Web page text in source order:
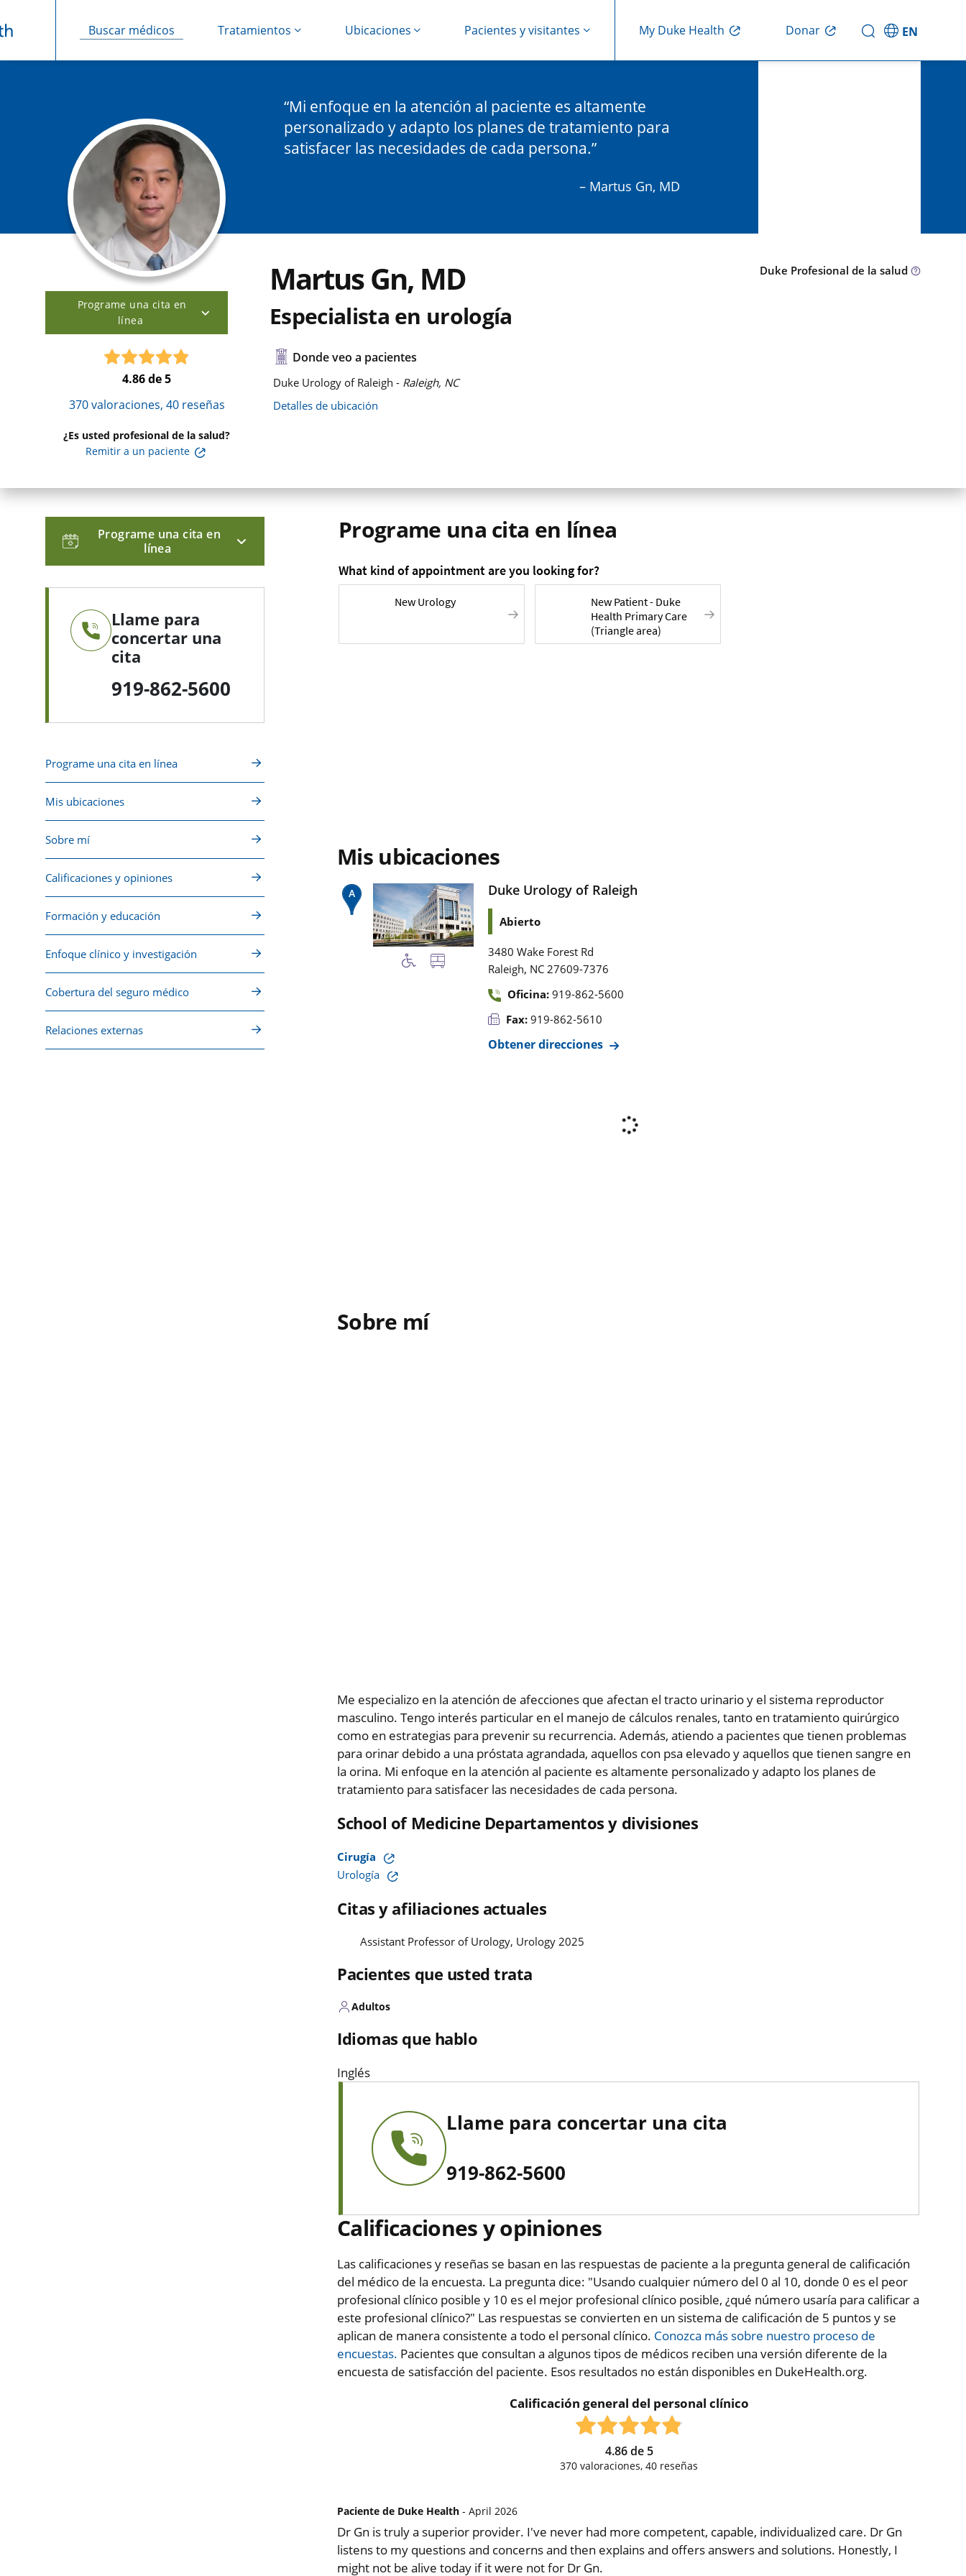
Buscar médicos Tratamientos Ubicaciones Pacientes y visitantes My Duke Health Donar EN
Programe una cita en
línea
4.86de 5
370valoraciones, 40reseñas
¿Es usted profesional de la salud?
Remitir a un paciente
Mi enfoque en la atención al paciente es altamente
personalizado y adapto los planes de tratamiento para
satisfacer las necesidades de cada persona.
– Martus Gn, MD
Martus Gn, MD
Especialista en urología
Duke Profesional de la salud
Donde veo a pacientes
Duke Urology of Raleigh - Raleigh, NC
Detalles de ubicación
Programe una cita en
línea
Llame para
concertar una
cita
919-862-5600
Programe una cita en línea
Mis ubicaciones
Sobre mí
Calificaciones y opiniones
Formación y educación
Enfoque clínico y investigación
Cobertura del seguro médico
Relaciones externas
Programe una cita en línea
Mis ubicaciones
Duke Urology of Raleigh
Abierto
3480 Wake Forest Rd
Raleigh, NC 27609-7376
Oficina: 919-862-5600
Fax: 919-862-5610
Obtener direcciones
Sobre mí
Me especializo en la atención de afecciones que afectan el tracto urinario y el sistema reproductor
masculino. Tengo interés particular en el manejo de cálculos renales, tanto en tratamiento quirúrgico
como en estrategias para prevenir su recurrencia. Además, atiendo a pacientes que tienen problemas
para orinar debido a una próstata agrandada, aquellos con psa elevado y aquellos que tienen sangre en
la orina. Mi enfoque en la atención al paciente es altamente personalizado y adapto los planes de
tratamiento para satisfacer las necesidades de cada persona.
School of Medicine Departamentos y divisiones
Cirugía
Urología
Citas y afiliaciones actuales
Assistant Professor of Urology, Urology 2025
Pacientes que usted trata
Adultos
Idiomas que hablo
Inglés
Llame para concertar una cita
919-862-5600
Calificaciones y opiniones
Las calificaciones y reseñas se basan en las respuestas de paciente a la pregunta general de calificación
del médico de la encuesta. La pregunta dice: "Usando cualquier número del 0 al 10, donde 0 es el peor
profesional clínico posible y 10 es el mejor profesional clínico posible, ¿qué número usaría para calificar a
este profesional clínico?" Las respuestas se convierten en un sistema de calificación de 5 puntos y se
aplican de manera consistente a todo el personal clínico. Conozca más sobre nuestro proceso de
encuestas. Pacientes que consultan a algunos tipos de médicos reciben una versión diferente de la
encuesta de satisfacción del paciente. Esos resultados no están disponibles en DukeHealth.org.
Calificación general del personal clínico
4.86de 5
370 valoraciones, 40 reseñas
Paciente de Duke Health - April 2026
Dr Gn is truly a superior provider. I've never had more competent, capable, individualized care. Dr Gn
listens to my questions and concerns and then explains and offers answers and solutions. Honestly, I
might not be alive today if it were not for Dr Gn.